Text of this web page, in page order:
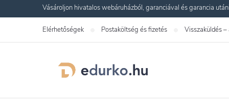
a
Vásároljon hivatalos webáruházból, garanciával és garancia
Elérhetőségek Postaköltség és fizetés Visszaküldés –